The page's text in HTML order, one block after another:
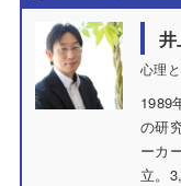
井
心理
1989
の研
ーカ
立。